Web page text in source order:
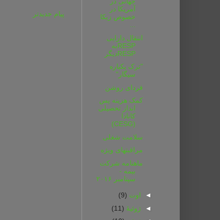
پیام جدیدتر
آمریکا در
خصوص زیکا
...
انتقال دارایی
RESPبه
RESPدیگر
"ترک یکباره
سیگار"
فردای روشن
کمک هزینه پس
انداز تحصیلی
کانادا
(CESG)
سلامت شغلی
مراقبتهای ویژه
ماهنامه شرکت
بیمه‌ -
سپتامبر ۲۰۱۶
◄ اوت (9)
◄ ژوئیهٔ (11)